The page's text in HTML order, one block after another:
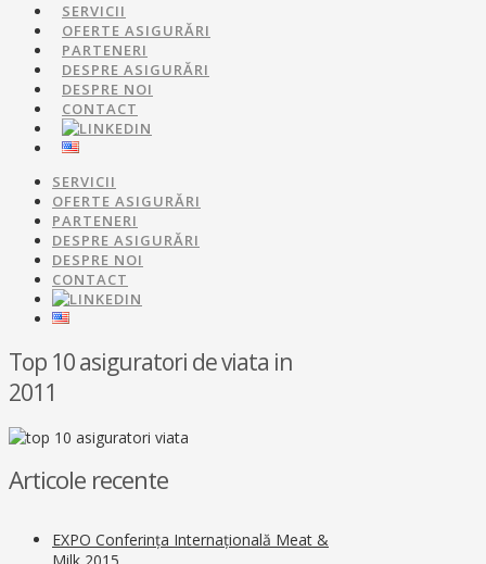
SERVICII
OFERTE ASIGURĂRI
PARTENERI
DESPRE ASIGURĂRI
DESPRE NOI
CONTACT
SERVICII
OFERTE ASIGURĂRI
PARTENERI
DESPRE ASIGURĂRI
DESPRE NOI
CONTACT
Top 10 asiguratori de viata in
2011
Articole recente
EXPO Conferința Internațională Meat &
Milk 2015